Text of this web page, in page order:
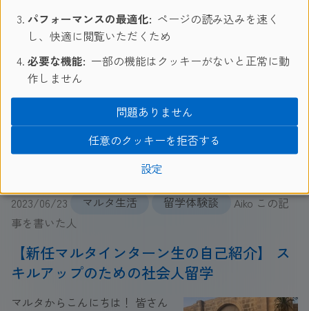
ア留学プログラムの学校アクテ
ィビティに潜入捜査をしてきま
楽しく安全にツアーを満喫でき
るヒントをたくさん掲載しています。 この夏にマルタ校
に留学予定の生徒さんの事前準備の参考になれば幸いで
2023/06/23 マルタ生活 留学体験談
Aiko この記
事を書いた人
【新任マルタインターン生の自己紹介】 ス
キルアップのための社会人留学
マルタからこんにちは！ 皆さん
パフォーマンスの最適化: ページの読み込みを速く
し、快適に閲覧いただくため
必要な機能: 一部の機能はクッキーがないと正常に動
作しません
設定
任意のクッキーを拒否する
問題ありません